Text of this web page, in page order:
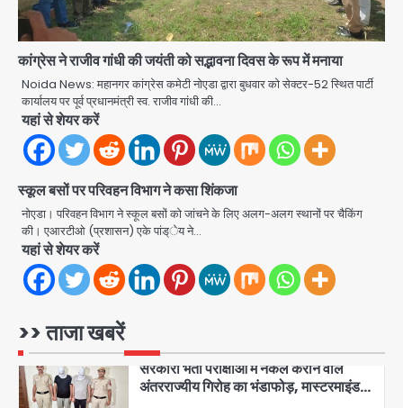
कांग्रेस ने राजीव गांधी की जयंती को सद्भावना दिवस के रूप में मनाया
Noida News: महानगर कांग्रेस कमेटी नोएडा द्वारा बुधवार को सेक्टर-52 स्थित पार्टी
कार्यालय पर पूर्व प्रधानमंत्री स्व. राजीव गांधी की…
यहां से शेयर करें
स्कूल बसों पर परिवहन विभाग ने कसा शिंकजा
नोएडा। परिवहन विभाग ने स्कूल बसों को जांचने के लिए अलग-अलग स्थानों पर चैकिंग
की। एआरटीओ (प्रशासन) एके पांड्ेय ने…
यहां से शेयर करें
>> ताजा खबरें
5
Sajid Rashidi’s controversial:
शिवभक्त नहीं, आतंकवादी हैं’, मौलाना का
कांवड़ियों पर विवादित बयान, BJP विधायक ने
कराई FIR, NSA की मांग
Avinash Kumar
गौतमबुद्धनगर में 9 से 17 अगस्त तक चलेगा जन-
जागरूकता महाअभियान, डीएम ने की समीक्षा
बैठक
Avinash Kumar
2
एंटी-बर्गलरी सेल की बड़ी कामयाबी, चोरी के
भंडाफोड़
Team JHJ
3
अंतरराज्यीय गिरोह का भंडाफोड़, मास्टरमाइंड
समेत 7 गिरफ्तार
Team JHJ